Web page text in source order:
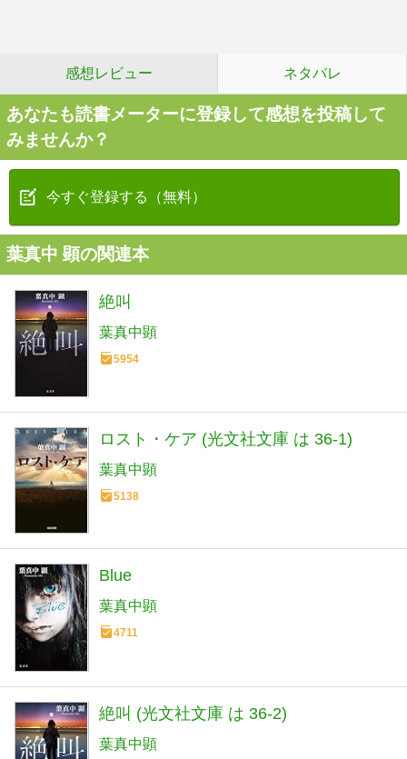
感想レビュー ネタバレ
あなたも読書メーターに登録して感想を投稿して
みませんか？
今すぐ登録する（無料）
葉真中 顕の関連本
絶叫
葉真中顕
5954
ロスト・ケア (光文社文庫 は 36-1)
葉真中顕
5138
Blue
葉真中顕
4711
絶叫 (光文社文庫 は 36-2)
葉真中顕